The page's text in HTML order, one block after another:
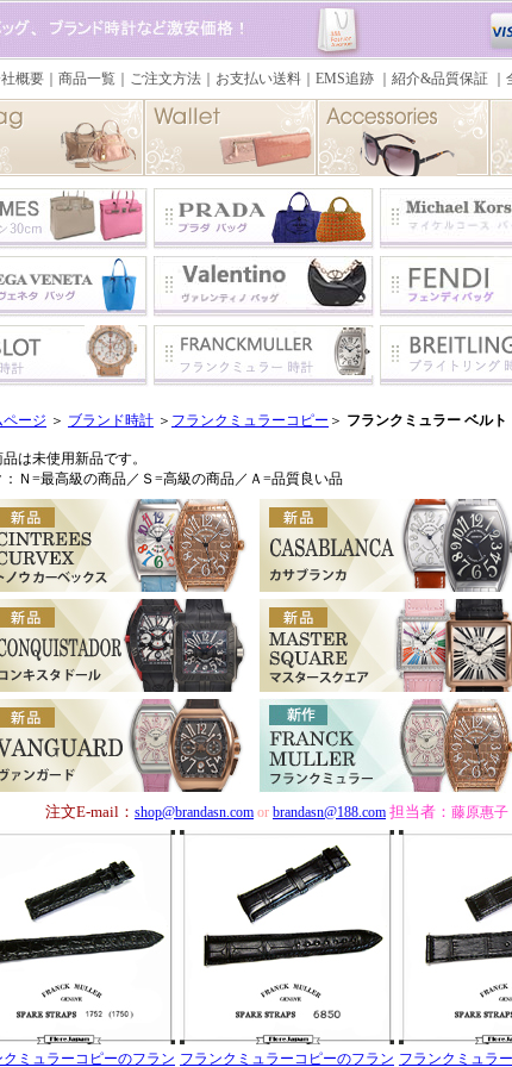
ージ ＞ ブランド時計 ＞ フランクミュラーコピー ＞ フランクミュラー ベルト
は未使用新品です。
：Ｎ=最高級の商品／Ｓ=高級の商品／Ａ=品質良い品
注文E-mail： shop@brandasn.com or brandasn@188.com 担当者： 藤原惠子
クミュラーコピーのフラン フランクミュラーコピーのフラン フランクミュラ